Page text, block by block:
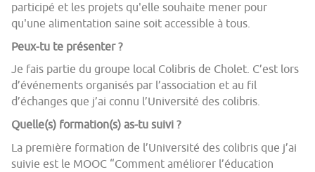
participé et les projets qu'elle souhaite mener pour
qu'une alimentation saine soit accessible à tous.
Peux-tu te présenter ?
Je fais partie du groupe local Colibris de Cholet. C’est lors
d’événements organisés par l’association et au fil
d’échanges que j’ai connu l’Université des colibris.
Quelle(s) formation(s) as-tu suivi ?
La première formation de l’Université des colibris que j’ai
suivie est le MOOC “Comment améliorer l’éducation